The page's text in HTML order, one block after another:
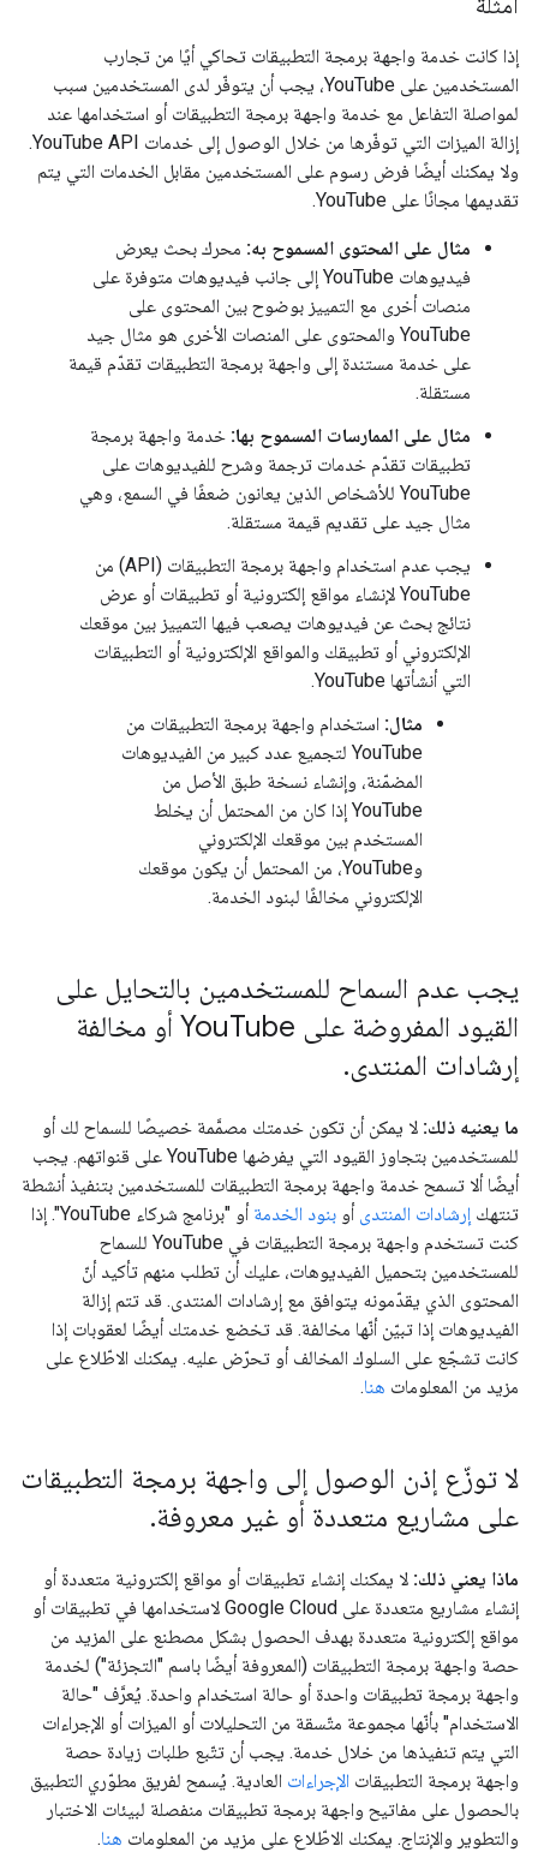
إذا كانت خدمة واجهة برمجة التطبيقات تحاكي أيًا من تجارب
المستخدمين على YouTube، يجب أن يتوفّر لدى المستخدمين سبب
لمواصلة التفاعل مع خدمة واجهة برمجة التطبيقات أو استخدامها عند
إزالة الميزات التي توفّرها من خلال الوصول إلى خدمات YouTube API.
ولا يمكنك أيضًا فرض رسوم على المستخدمين مقابل الخدمات التي يتم
تقديمها مجانًا على YouTube.
مثال على المحتوى المسموح به: محرك بحث يعرض
فيديوهات YouTube إلى جانب فيديوهات متوفرة على
منصات أخرى مع التمييز بوضوح بين المحتوى على
YouTube والمحتوى على المنصات الأخرى هو مثال جيد
على خدمة مستندة إلى واجهة برمجة التطبيقات تقدّم قيمة
مستقلة.
مثال على الممارسات المسموح بها: خدمة واجهة برمجة
تطبيقات تقدّم خدمات ترجمة وشرح للفيديوهات على
YouTube للأشخاص الذين يعانون ضعفًا في السمع، وهي
مثال جيد على تقديم قيمة مستقلة.
يجب عدم استخدام واجهة برمجة التطبيقات (API) من
YouTube لإنشاء مواقع إلكترونية أو تطبيقات أو عرض
نتائج بحث عن فيديوهات يصعب فيها التمييز بين موقعك
الإلكتروني أو تطبيقك والمواقع الإلكترونية أو التطبيقات
التي أنشأتها YouTube.
مثال: استخدام واجهة برمجة التطبيقات من
YouTube لتجميع عدد كبير من الفيديوهات
المضمّنة، وإنشاء نسخة طبق الأصل من
YouTube إذا كان من المحتمل أن يخلط
المستخدم بين موقعك الإلكتروني
وYouTube، من المحتمل أن يكون موقعك
الإلكتروني مخالفًا لبنود الخدمة.
يجب عدم السماح للمستخدمين بالتحايل على
القيود المفروضة على You
Tube أو مخالفة
إرشادات المنتدى.
ما يعنيه ذلك: لا يمكن أن تكون خدمتك مصمَّمة خصيصًا للسماح لك أو
للمستخدمين بتجاوز القيود التي يفرضها YouTube على قنواتهم. يجب
أيضًا ألا تسمح خدمة واجهة برمجة التطبيقات للمستخدمين بتنفيذ أنشطة
تنتهك إرشادات المنتدى أو بنود الخدمة
أو "برنامج شركاء YouTube". إذا
كنت تستخدم واجهة برمجة التطبيقات في YouTube للسماح
للمستخدمين بتحميل الفيديوهات، عليك أن تطلب منهم تأكيد أنّ
المحتوى الذي يقدّمونه يتوافق مع إرشادات المنتدى. قد تتم إزالة
الفيديوهات إذا تبيّن أنّها مخالفة. قد تخضع خدمتك أيضًا لعقوبات إذا
كانت تشجّع على السلوك المخالف أو تحرّض عليه. يمكنك الاطّلاع على
مزيد من المعلومات هنا.
لا توزّع إذن الوصول إلى واجهة برمجة التطبيقات
على مشاريع متعددة أو غير معروفة.
ماذا يعني ذلك: لا يمكنك إنشاء تطبيقات أو مواقع إلكترونية متعددة أو
إنشاء مشاريع متعددة على Google Cloud لاستخدامها في تطبيقات أو
مواقع إلكترونية متعددة بهدف الحصول بشكل مصطنع على المزيد من
حصة واجهة برمجة التطبيقات (المعروفة أيضًا باسم "التجزئة") لخدمة
واجهة برمجة تطبيقات واحدة أو حالة استخدام واحدة. يُعرَّف "حالة
الاستخدام" بأنّها مجموعة متّسقة من التحليلات أو الميزات أو الإجراءات
التي يتم تنفيذها من خلال خدمة. يجب أن تتّبع طلبات زيادة حصة
واجهة برمجة التطبيقات الإجراءات العادية. يُسمح لفريق مطوّري التطبيق
بالحصول على مفاتيح واجهة برمجة تطبيقات منفصلة لبيئات الاختبار
والتطوير والإنتاج. يمكنك الاطّلاع على مزيد من المعلومات هنا.